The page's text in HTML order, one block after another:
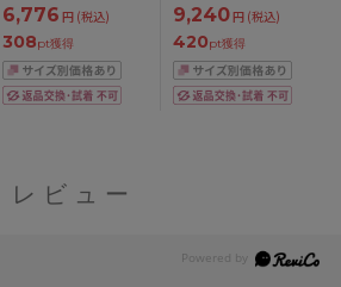
6,776 円 (税込)
308pt獲得
9,240円 (税込)
420pt獲得
レビュー